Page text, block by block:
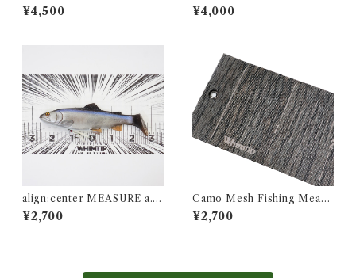
¥4,500 ¥4,000
align:center MEASURE a.k.
a 測る気ないメジャー
¥2,700
Camo Mesh Fishing Measu
re | wood
¥2,700